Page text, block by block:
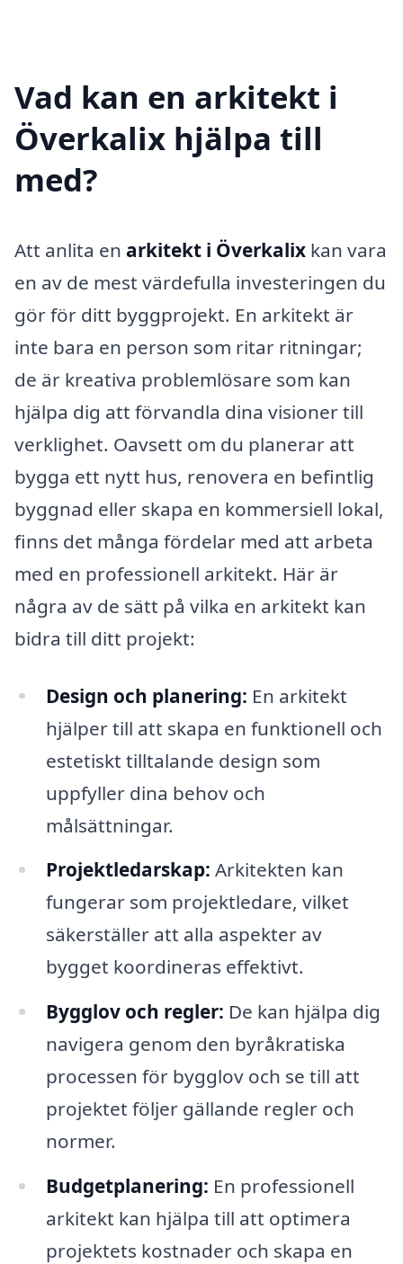
Vad kan en arkitekt i
Överkalix hjälpa till
med?
Att anlita en arkitekt i Överkalix kan vara
en av de mest värdefulla investeringen du
gör för ditt byggprojekt. En arkitekt är
inte bara en person som ritar ritningar;
de är kreativa problemlösare som kan
hjälpa dig att förvandla dina visioner till
verklighet. Oavsett om du planerar att
bygga ett nytt hus, renovera en befintlig
byggnad eller skapa en kommersiell lokal,
finns det många fördelar med att arbeta
med en professionell arkitekt. Här är
några av de sätt på vilka en arkitekt kan
bidra till ditt projekt:
Design och planering: En arkitekt
hjälper till att skapa en funktionell och
estetiskt tilltalande design som
uppfyller dina behov och
målsättningar.
Projektledarskap: Arkitekten kan
fungerar som projektledare, vilket
säkerställer att alla aspekter av
bygget koordineras effektivt.
Bygglov och regler: De kan hjälpa dig
navigera genom den byråkratiska
processen för bygglov och se till att
projektet följer gällande regler och
normer.
Budgetplanering: En professionell
arkitekt kan hjälpa till att optimera
projektets kostnader och skapa en